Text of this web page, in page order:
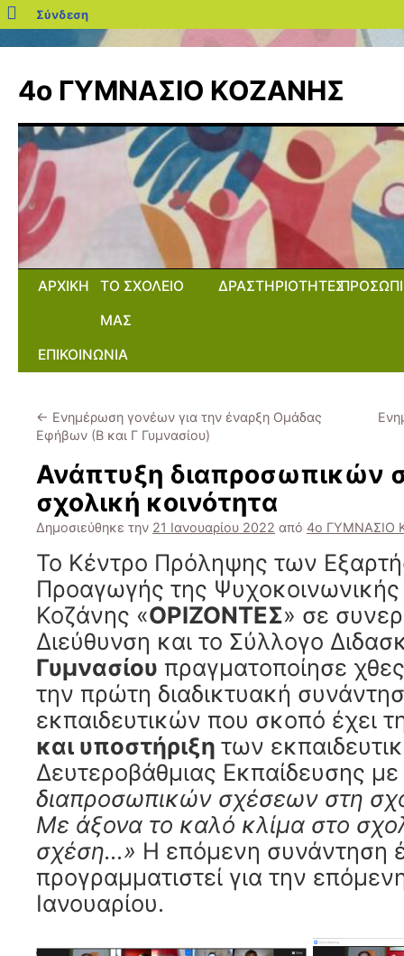
blogs.sch.gr
Σύνδεση
περιεχόμενο
4ο ΓΥΜΝΑΣΙΟ ΚΟΖΑΝΗΣ
ΑΡΧΙΚΗ
ΤΟ ΣΧΟΛΕΙΟ
ΜΑΣ
ΔΡΑΣΤΗΡΙΟΤΗΤΕΣ
ΕΠΙΚΟΙΝΩΝΙΑ
← Ενημέρωση γονέων για την έναρξη Ομάδας
Εφήβων (Β και Γ Γυμνασίου)
Ανάπτυξη διαπροσωπικών
σχολική κοινότητα
Δημοσιεύθηκε την 21 Ιανουαρίου 2022 από 4ο ΓΥΜΝΑΣΙΟ
Το Κέντρο Πρόληψης των
Προαγωγής της Ψυχοκοινωνικής
Κοζάνης «ΟΡΙΖΟΝΤΕΣ» σε
Διεύθυνση και το Σύλλογο
Γυμνασίου πραγματοποίησε
την πρώτη διαδικτυακή
εκπαιδευτικών που σκοπό έχει
και υποστήριξη των
Δευτεροβάθμιας Εκπαίδευσης
διαπροσωπικών σχέσεων στη
Με άξονα το καλό κλίμα στο
σχέση…» Η επόμενη συνάντηση
προγραμματιστεί για την
Ιανουαρίου.